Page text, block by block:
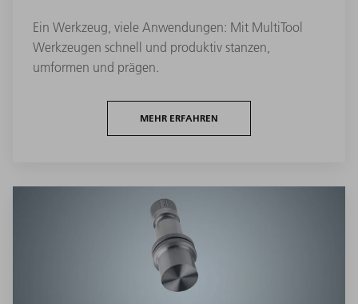
Ein Werkzeug, viele Anwendungen: Mit MultiTool
Werkzeugen schnell und produktiv stanzen,
umformen und prägen.
MEHR ERFAHREN